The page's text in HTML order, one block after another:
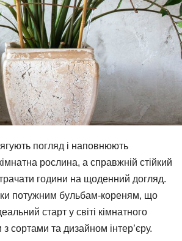
погляд і наповнюють
рослина, а справжній стійкий
години на щоденний догляд.
потужним бульбам-кореням, що
старт у світі кімнатного
сортами та дизайном інтер’єру.